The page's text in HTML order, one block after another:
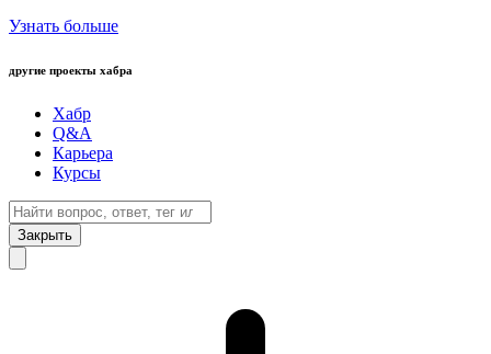
Узнать больше
другие проекты хабра
Хабр
Q&A
Карьера
Курсы
Закрыть